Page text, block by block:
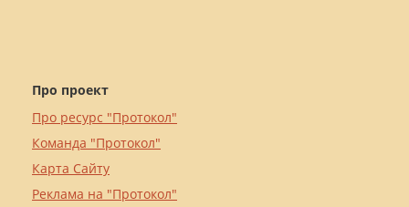
Про проект
Про ресурс "Протокол"
Команда "Протокол"
Карта Сайту
Реклама на "Протокол"